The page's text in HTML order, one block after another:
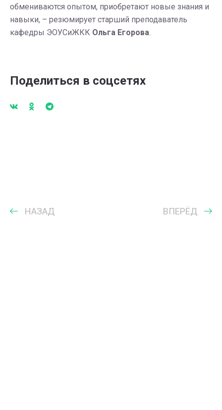
обмениваются опытом, приобретают новые знания и
навыки, – резюмирует старший преподаватель
кафедры ЭОУСиЖКК Ольга Егорова.
Поделиться в соцсетях
НАЗАД ВПЕРЁД